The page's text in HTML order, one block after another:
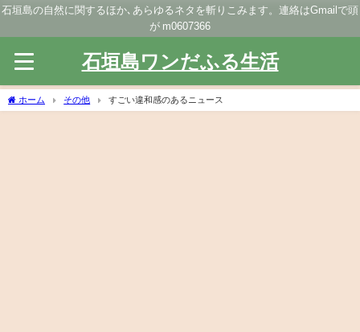
石垣島の自然に関するほか､あらゆるネタを斬りこみます。連絡はGmailで頭
が m0607366
石垣島ワンだふる生活
ホーム その他 すごい違和感のあるニュース